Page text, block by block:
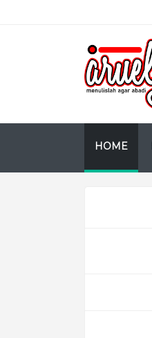
HOME